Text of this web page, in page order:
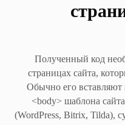
Полученный код
страницах сайта,
Обычно его вставляют
<body> шаблона
(WordPress, Bitrix, Tilda),